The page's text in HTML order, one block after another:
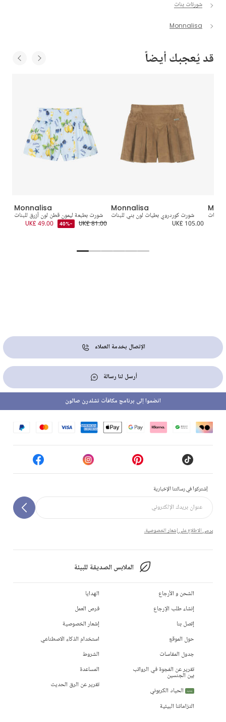
شورتات بنات
Monnalisa
قد يُعجبك أيضاً
Monnalisa
شورت بطبعة ليمون قطن لون أزرق للبنات
UK£ 81.00
-40%
UK£ 49.00
Monnalisa
شورت كوردروي بطيات لون بني للبنات
UK£ 105.00
الإتصال بخدمة العملاء
أرسل لنا رسالة
إشتركوا في رسالتنا الإخبارية
يرجى الاطلاع على إشعار الخصوصية.
الملابس الصديقة للبيئة
انضموا إلى برنامج مكافآت تشلدرن صالون
الشحن و الأرجاع
إنشاء طلب الإرجاع
إتصل بنا
حول الموقع
جدول المقاسات
تقرير عن الفجوة في الرواتب
بين الجنسين
جديد
الحياد الكربوني
التزاماتنا البيئية
الهدايا
فرص العمل
إشعار الخصوصية
استخدام الذكاء الاصطناعي
الشروط
المساعدة
تقرير عن الرق الحديث